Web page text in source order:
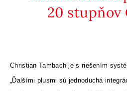
20 stupňov
Christian Tambach je s riešením
„Ďalšími plusmi sú jednoduchá